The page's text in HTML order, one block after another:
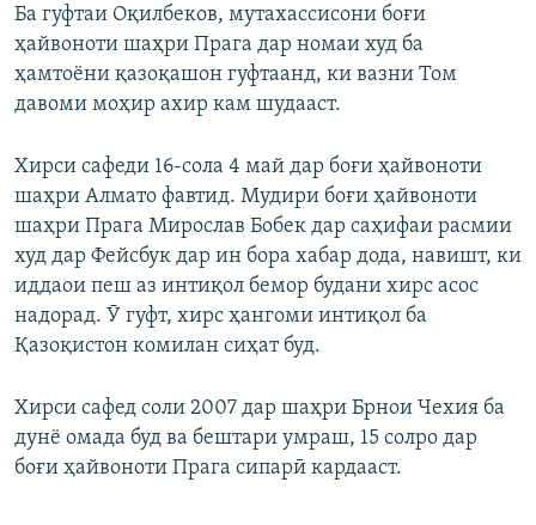
Ба гуфтаи Оқилбеков, мутахассисони боғи
ҳайвоноти шаҳри Прага дар номаи худ ба
ҳамтоёни қазоқашон гуфтаанд, ки вазни Том
давоми моҳир ахир кам шудааст.
Хирси сафеди 16-сола 4 май дар боғи ҳайвоноти
шаҳри Алмато фавтид. Мудири боғи ҳайвоноти
шаҳри Прага Мирослав Бобек дар саҳифаи расмии
худ дар Фейсбук дар ин бора хабар дода, навишт, ки
иддаои пеш аз интиқол бемор будани хирс асос
надорад. Ӯ гуфт, хирс ҳангоми интиқол ба
Қазоқистон комилан сиҳат буд.
Хирси сафед соли 2007 дар шаҳри Брнои Чехия ба
дунё омада буд ва бештари умраш, 15 солро дар
боғи ҳайвоноти Прага сипарӣ кардааст.